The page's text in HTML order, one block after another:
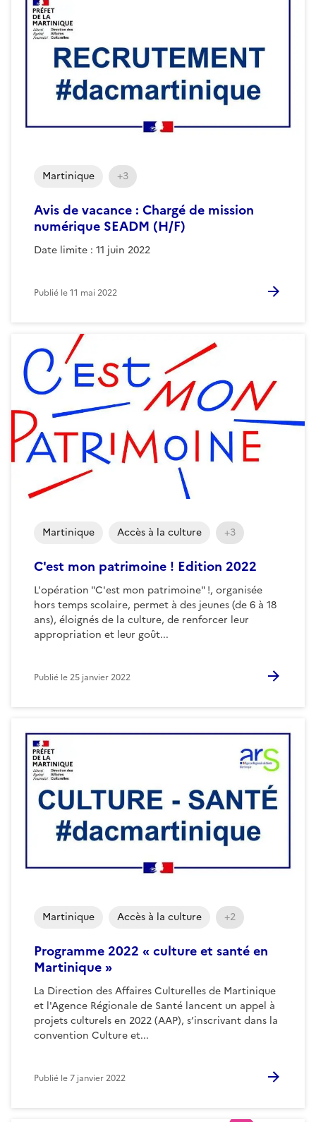
Avis de vacance : Chargé de mission
numérique SEADM (H/F)
Date limite : 11 juin 2022
Martinique +3
Publié le11 mai 2022
C'est mon patrimoine ! Edition 2022
L'opération "C'est mon patrimoine" !, organisée
hors temps scolaire, permet à des jeunes (de 6 à 18
ans), éloignés de la culture, de renforcer leur
appropriation et leur goût...
Martinique Accès à la culture +3
Publié le25 janvier 2022
Programme 2022 « culture et santé en
Martinique »
La Direction des Affaires Culturelles de Martinique
et l'Agence Régionale de Santé lancent un appel à
projets culturels en 2022 (AAP), s’inscrivant dans la
convention Culture et...
Martinique Accès à la culture +2
Publié le7 janvier 2022